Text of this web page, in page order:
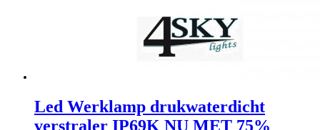
Led Werklamp drukwaterdicht
verstraler IP69K NU MET 75%